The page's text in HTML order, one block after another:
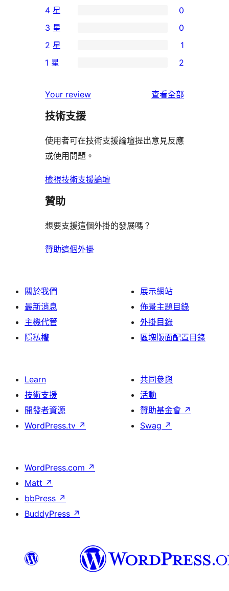
個
5
星
使
者
論
個
4
星
用
者
論
4 星 0
0
個
3
使
用
評
論
3 星 0
個
星
使
者
評
論
2 星 1
1
星
用
者
評
1 星 2
Your review 查看全部
評
技術支援
使用者可在技術支援論壇提出意見反應
或使用問題。
檢視技術支援論壇
贊助
想要支援這個外掛的發展嗎？
贊助這個外掛
關於我們
最新消息
主機代管
隱私權
展示網站
佈景主題目錄
外掛目錄
區塊版面配置目錄
Learn
技術支援
開發者資源
WordPress.tv ↗
共同參與
活動
贊助基金會 ↗
Swag ↗
WordPress.com ↗
Matt ↗
bbPress ↗
BuddyPress ↗